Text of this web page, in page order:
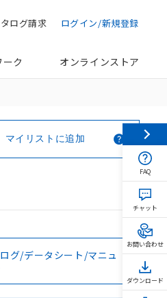
ログイン/新規登録
ログ請求
ク オンラインストア
マイリストに追加
グ/データシート/マニュ
FAQ
チャット
お問い合わせ
ダウンロード